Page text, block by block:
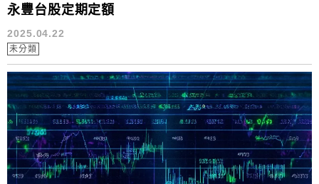
永豐台股定期定額
2025.04.22
未分類